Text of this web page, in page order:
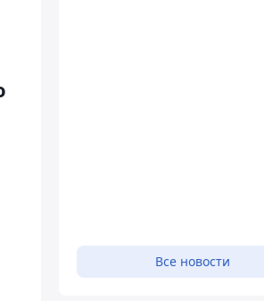
Все новости